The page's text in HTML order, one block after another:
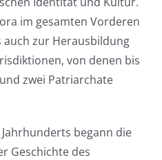
im gesamten Vorderen
zur Herausbildung
von denen bis
zwei Patriarchate
begann die
Geschichte des